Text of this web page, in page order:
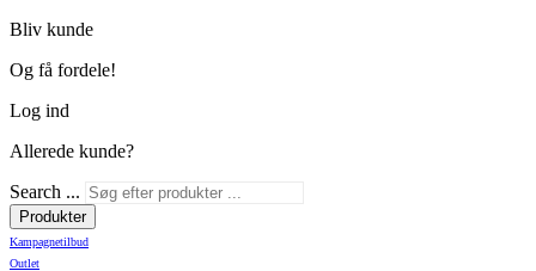
Bliv kunde
Og få fordele!
Log ind
Allerede kunde?
Search ...
Produkter
Kampagnetilbud
Outlet